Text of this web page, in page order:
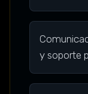
y soporte